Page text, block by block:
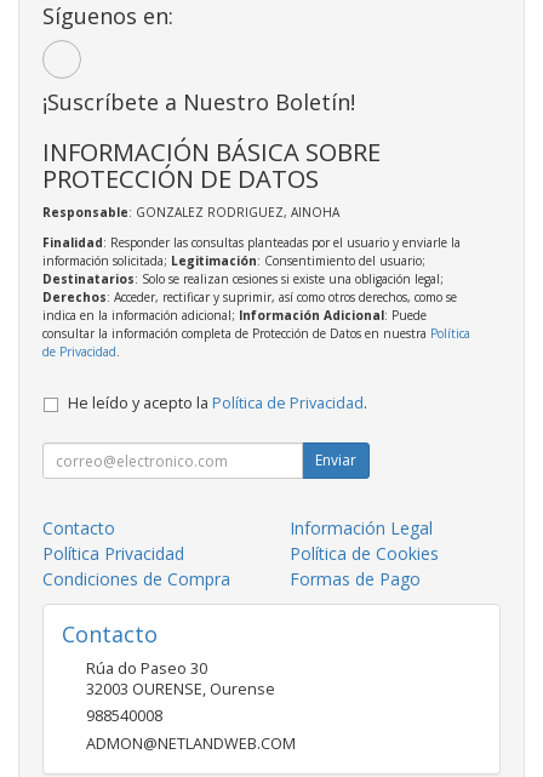
Síguenos en:
¡Suscríbete a Nuestro Boletín!
INFORMACIÓN BÁSICA SOBRE
PROTECCIÓN DE DATOS
Responsable: GONZALEZ RODRIGUEZ, AINOHA
Finalidad: Responder las consultas planteadas por el usuario y enviarle la
información solicitada; Legitimación: Consentimiento del usuario;
Destinatarios: Solo se realizan cesiones si existe una obligación legal;
Derechos: Acceder, rectificar y suprimir, así como otros derechos, como se
indica en la información adicional; Información Adicional: Puede
consultar la información completa de Protección de Datos en nuestra Política
de Privacidad.
He leído y acepto la Política de Privacidad.
Enviar
Contacto
Información Legal
Política Privacidad
Política de Cookies
Condiciones de Compra
Formas de Pago
Contacto
Rúa do Paseo 30
32003 OURENSE, Ourense
988540008
ADMON@NETLANDWEB.COM